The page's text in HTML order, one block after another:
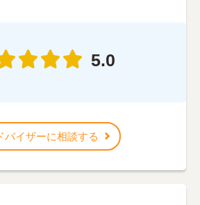
5.0
バイザーに相談する